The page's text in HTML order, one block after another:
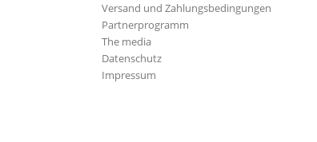
Versand und Zahlungsbedingungen
Partnerprogramm
The media
Datenschutz
Impressum